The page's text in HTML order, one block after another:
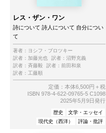
レス・ザン・ワン
詩について 詩人について 自分につい
て
著者： ヨシフ・ブロツキー
訳者： 加藤光也 訳者： 沼野充義
訳者： 斉藤毅 訳者： 前田和泉
訳者： 工藤順
定価：本体6,500円＋税
ISBN 978-4-622-09765-5 C1098
2025年5月9日発行
歴史
文学・エッセイ
現代史（西洋）
評論・批評